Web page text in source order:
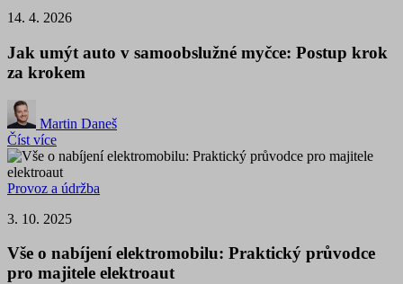
14. 4. 2026
Jak umýt auto v samoobslužné myčce: Postup krok
za krokem
Martin Daneš
Číst více
Provoz a údržba
3. 10. 2025
Vše o nabíjení elektromobilu: Praktický průvodce
pro majitele elektroaut